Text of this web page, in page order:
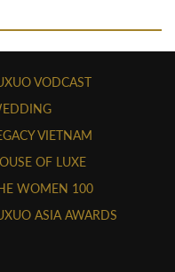
VODCAST
VIETNAM
OF LUXE
WOMEN 100
ASIA AWARDS